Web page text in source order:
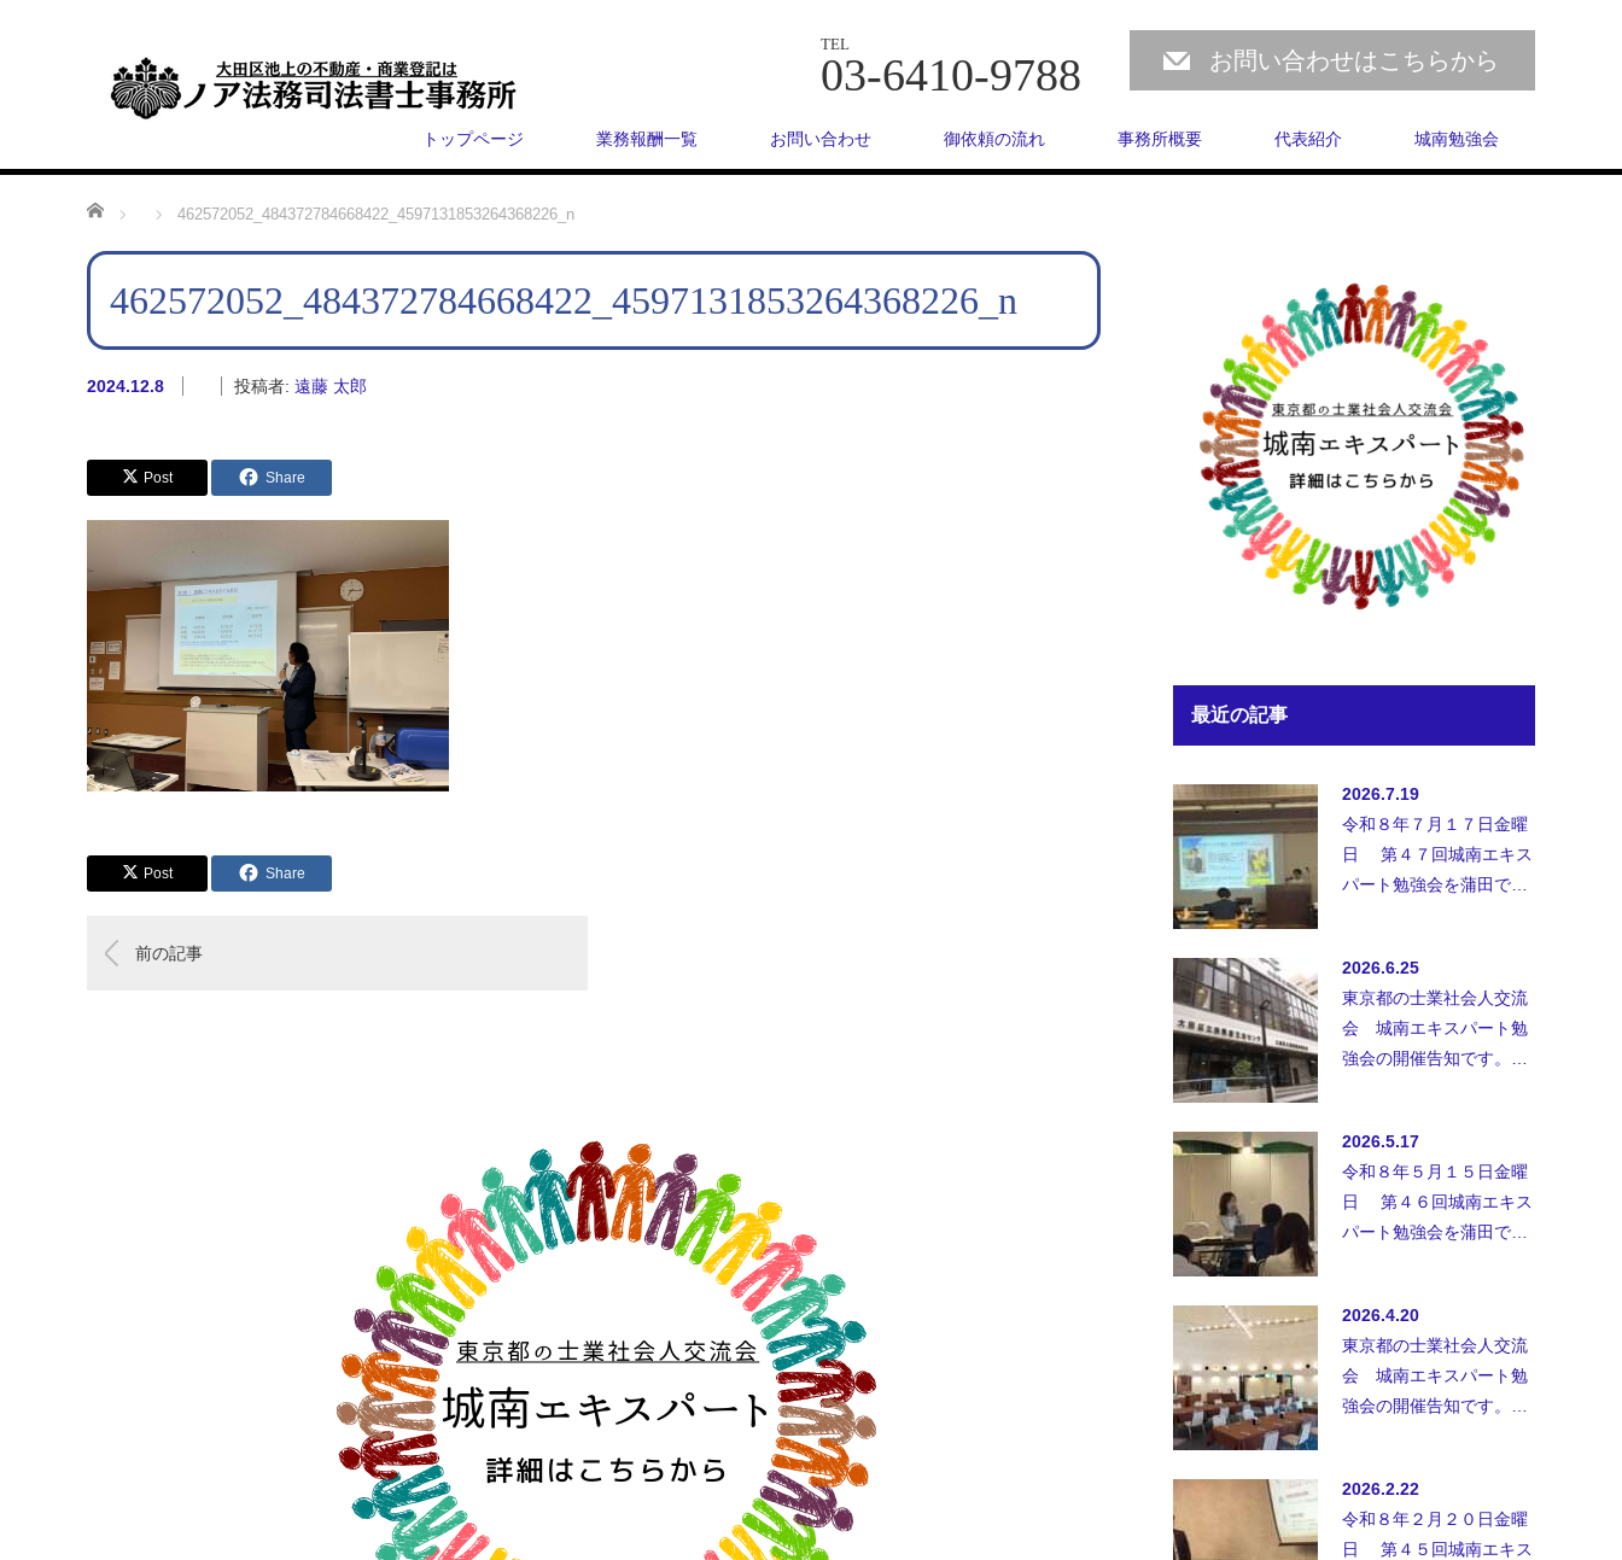
TEL
03-6410-9788 お問い合わせはこちらから
トップページ 業務報酬一覧 お問い合わせ 御依頼の流れ 事務所概要 代表紹介 城南勉強会
ホーム 462572052_484372784668422_4597131853264368226_n
462572052_484372784668422_4597131853264368226_n
2024.12.8 投稿者: 遠藤 太郎
Post Share
Post Share
前の記事
最近の記事
2026.7.19
令和８年７月１７日金曜
日 第４７回城南エキス
パート勉強会を蒲田で開
…
2026.6.25
東京都の士業社会人交流
会 城南エキスパート勉
強会の開催告知です。士
ておりま…
2026.5.17
令和８年５月１５日金曜
日 第４６回城南エキス
パート勉強会を蒲田で開
ル 定…
2026.4.20
東京都の士業社会人交流
会 城南エキスパート勉
強会の開催告知です。士
ておりま…
2026.2.22
令和８年２月２０日金曜
日 第４５回城南エキス